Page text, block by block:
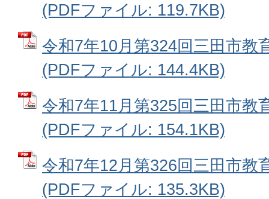
(PDFファイル: 119.7KB)
令和7年10月第324回三田市教
(PDFファイル: 144.4KB)
令和7年11月第325回三田市教
(PDFファイル: 154.1KB)
令和7年12月第326回三田市教
(PDFファイル: 135.3KB)